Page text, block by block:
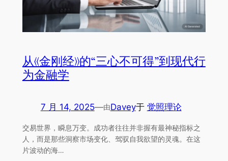
从《金刚经》的“三心不可得”到现代行
为金融学
7 月 14, 2025—由Davey于 觉照理论
交易世界，瞬息万变。成功者往往并非握有最神秘指标之
人，而是那些洞察市场变化、驾驭自我欲望的灵魂。在这
片波动的海…